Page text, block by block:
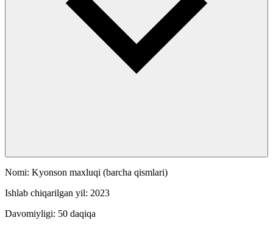
Nomi: Kyonson maxluqi (barcha qismlari)
Ishlab chiqarilgan yil: 2023
Davomiyligi: 50 daqiqa